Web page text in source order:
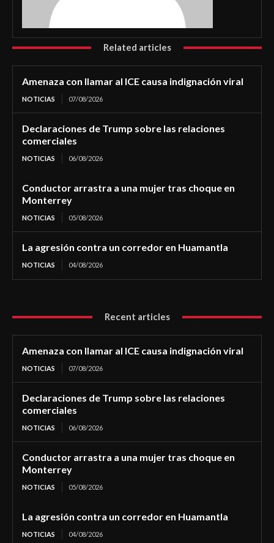
Related articles
Amenaza con llamar al ICE causa indignación viral
NOTICIAS 07/08/2026
Declaraciones de Trump sobre las relaciones
comerciales
NOTICIAS 06/08/2026
Conductor arrastra a una mujer tras choque en
Monterrey
NOTICIAS 05/08/2026
La agresión contra un corredor en Huamantla
NOTICIAS 04/08/2026
Recent articles
Amenaza con llamar al ICE causa indignación viral
NOTICIAS 07/08/2026
Declaraciones de Trump sobre las relaciones
comerciales
NOTICIAS 06/08/2026
Conductor arrastra a una mujer tras choque en
Monterrey
NOTICIAS 05/08/2026
La agresión contra un corredor en Huamantla
NOTICIAS 04/08/2026